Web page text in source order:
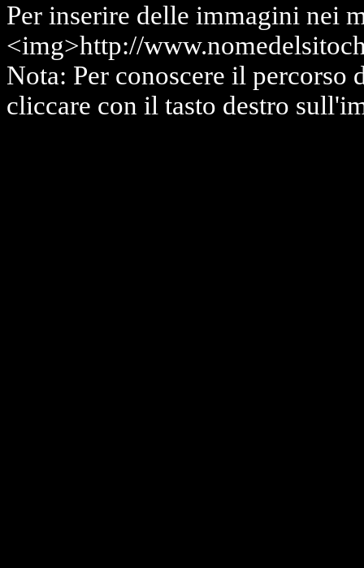
Per inserire delle immagini nei
<img>http://
Nota: Per conoscere il percorso
cliccare con il tasto destro